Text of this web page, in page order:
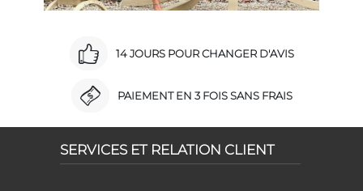
14 JOURS POUR CHANGER D'AVIS
PAIEMENT EN 3 FOIS SANS FRAIS
SERVICES ET RELATION CLIENT